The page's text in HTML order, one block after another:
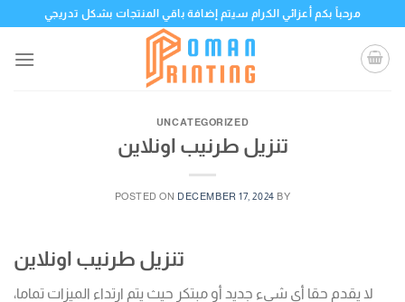
content
مرحباً بكم أعزائي الكرام سيتم إضافة باقي المنتجات بشكل تدريجي
UNCATEGORIZED
تنزيل طرنيب اونلاين
POSTED ON DECEMBER 17, 2024 BY
تنزيل طرنيب اونلاين
لا يقدم حقا أي شيء جديد أو مبتكر حيث يتم ارتداء الميزات تماما،